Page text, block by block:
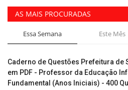
AS MAIS PROCURADAS
Essa Semana Este Mês
Caderno de Questões Prefeitura de
em PDF - Professor da Educação
Fundamental (Anos Iniciais) - 400